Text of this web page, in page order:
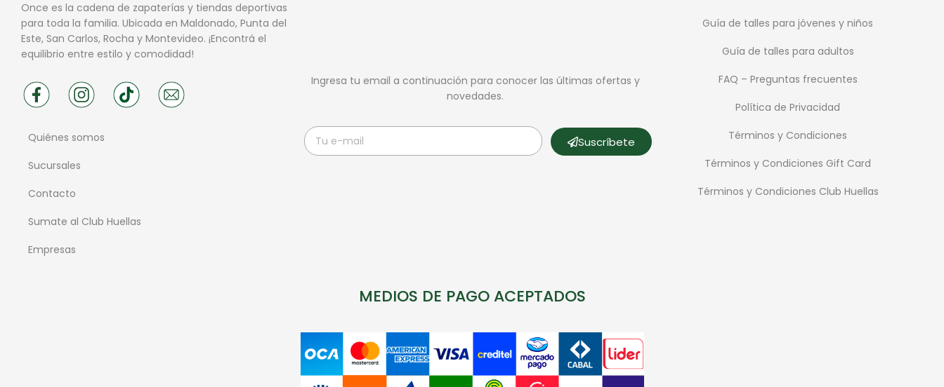
Once es la cadena de zapaterías y tiendas deportivas
para toda la familia. Ubicada en Maldonado, Punta del
Este, San Carlos, Rocha y Montevideo. ¡Encontrá el
equilibrio entre estilo y comodidad!
Quiénes somos
Sucursales
Contacto
Sumate al Club Huellas
Empresas
Ingresa tu email a continuación para conocer las últimas ofertas y
novedades.
Suscríbete
Guía de talles para jóvenes y niños
Guía de talles para adultos
FAQ – Preguntas frecuentes
Política de Privacidad
Términos y Condiciones
Términos y Condiciones Gift Card
Términos y Condiciones Club Huellas
MEDIOS DE PAGO ACEPTADOS